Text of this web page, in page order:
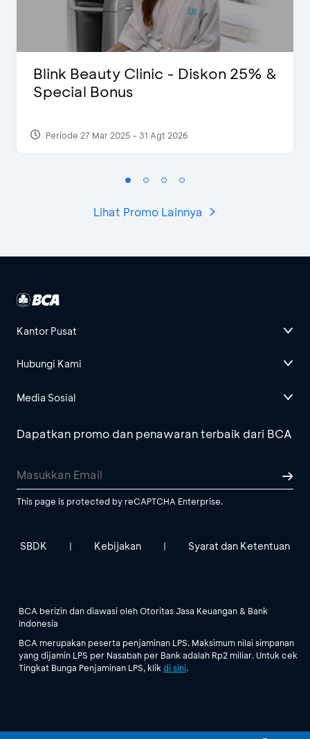
Blink Beauty Clinic - Diskon 25% &
Special Bonus
Periode 27 Mar 2025 - 31 Agt 2026
Lihat Promo Lainnya
Kantor Pusat
Hubungi Kami
Media Sosial
Dapatkan promo dan penawaran terbaik dari BCA
This page is protected by reCAPTCHA Enterprise.
SBDK | Kebijakan | Syarat dan Ketentuan
BCA berizin dan diawasi oleh Otoritas Jasa Keuangan & Bank
Indonesia
BCA merupakan peserta penjaminan LPS. Maksimum nilai simpanan
yang dijamin LPS per Nasabah per Bank adalah Rp2 miliar. Untuk cek
Tingkat Bunga Penjaminan LPS, klik di sini.